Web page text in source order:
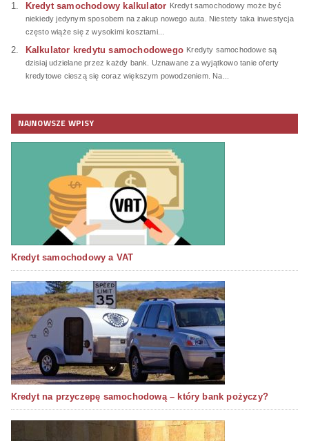
Kredyt samochodowy kalkulator Kredyt samochodowy może być
niekiedy jedynym sposobem na zakup nowego auta. Niestety taka inwestycja
często wiąże się z wysokimi kosztami...
Kalkulator kredytu samochodowego Kredyty samochodowe są
dzisiaj udzielane przez każdy bank. Uznawane za wyjątkowo tanie oferty
kredytowe cieszą się coraz większym powodzeniem. Na...
NAJNOWSZE WPISY
Kredyt samochodowy a VAT
Kredyt na przyczepę samochodową – który bank pożyczy?